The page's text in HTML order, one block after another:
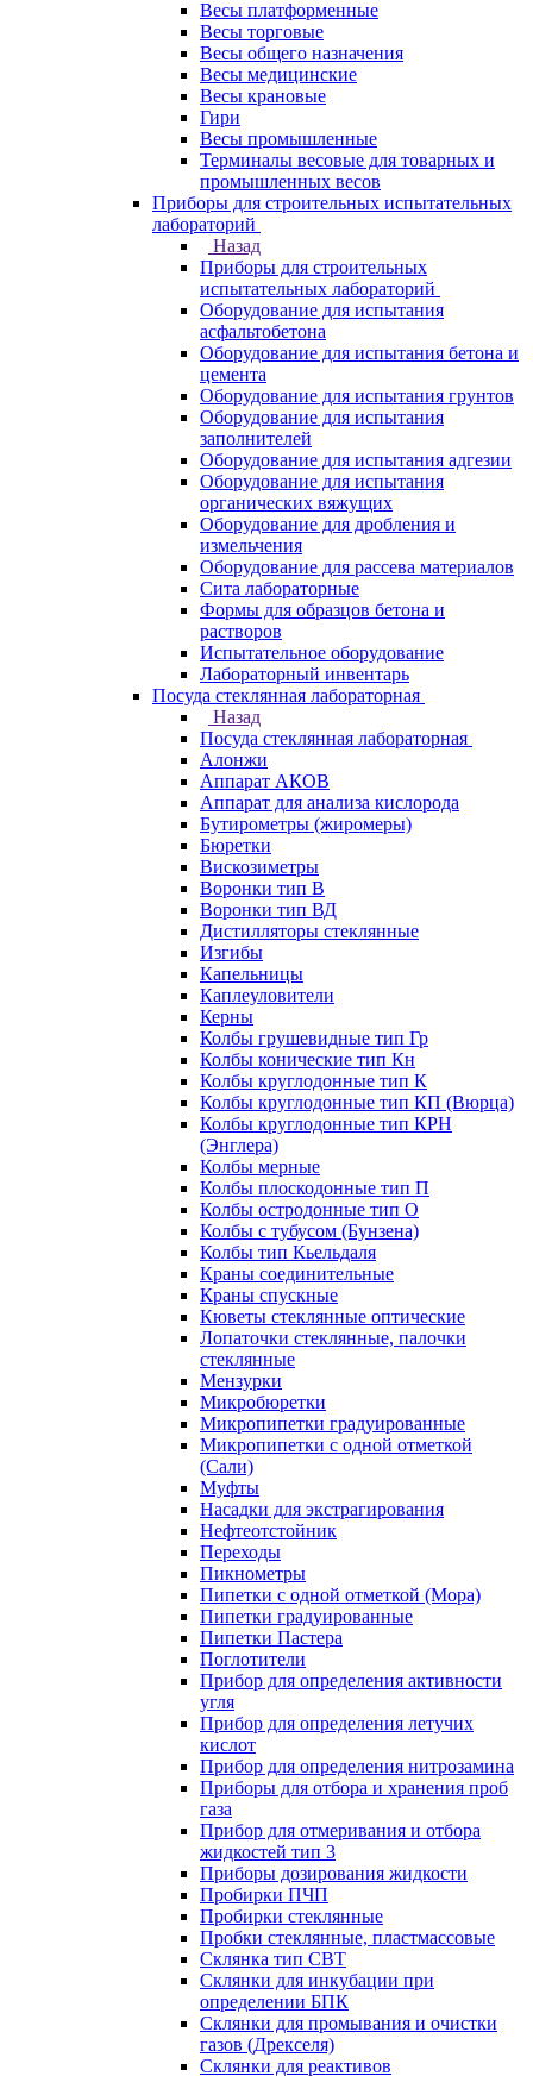
Весы платформенные
Весы торговые
Весы общего назначения
Весы медицинские
Весы крановые
Гири
Весы промышленные
Терминалы весовые для товарных и
промышленных весов
Приборы для строительных испытательных
лабораторий
Назад
Приборы для строительных
испытательных лабораторий
Оборудование для испытания
асфальтобетона
Оборудование для испытания бетона и
цемента
Оборудование для испытания грунтов
Оборудование для испытания
заполнителей
Оборудование для испытания адгезии
Оборудование для испытания
органических вяжущих
Оборудование для дробления и
измельчения
Оборудование для рассева материалов
Сита лабораторные
Формы для образцов бетона и
растворов
Испытательное оборудование
Лабораторный инвентарь
Посуда стеклянная лабораторная
Назад
Посуда стеклянная лабораторная
Алонжи
Аппарат АКОВ
Аппарат для анализа кислорода
Бутирометры (жиромеры)
Бюретки
Вискозиметры
Воронки тип В
Воронки тип ВД
Дистилляторы стеклянные
Изгибы
Капельницы
Каплеуловители
Керны
Колбы грушевидные тип Гр
Колбы конические тип Кн
Колбы круглодонные тип К
Колбы круглодонные тип КП (Вюрца)
Колбы круглодонные тип КРН
(Энглера)
Колбы мерные
Колбы плоскодонные тип П
Колбы остродонные тип О
Колбы с тубусом (Бунзена)
Колбы тип Кьельдаля
Краны соединительные
Краны спускные
Кюветы стеклянные оптические
Лопаточки стеклянные, палочки
стеклянные
Мензурки
Микробюретки
Микропипетки градуированные
Микропипетки с одной отметкой
(Сали)
Муфты
Насадки для экстрагирования
Нефтеотстойник
Переходы
Пикнометры
Пипетки с одной отметкой (Мора)
Пипетки градуированные
Пипетки Пастера
Поглотители
Прибор для определения активности
угля
Прибор для определения летучих
кислот
Прибор для определения нитрозамина
Приборы для отбора и хранения проб
газа
Прибор для отмеривания и отбора
жидкостей тип 3
Приборы дозирования жидкости
Пробирки ПЧП
Пробирки стеклянные
Пробки стеклянные, пластмассовые
Склянка тип СВТ
Склянки для инкубации при
определении БПК
Склянки для промывания и очистки
газов (Дрекселя)
Склянки для реактивов